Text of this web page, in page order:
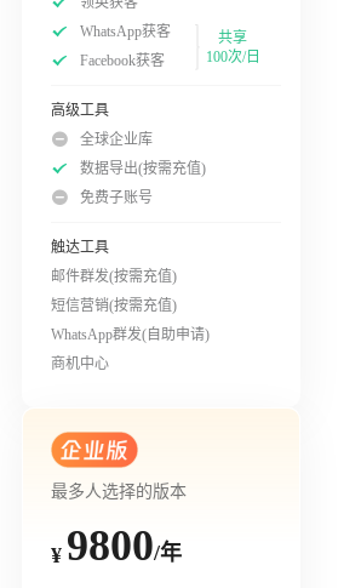
WhatsApp获客
Facebook获客
共享
100次/日
高级工具
全球企业库
数据导出(按需充值)
免费子账号
触达工具
邮件群发(按需充值)
短信营销(按需充值)
WhatsApp群发(自助申请)
商机中心
最多人选择的版本
¥ 9800/年